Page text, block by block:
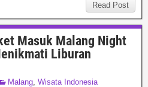
Read Post
Masuk Malang Night
Liburan
Malang, Wisata Indonesia